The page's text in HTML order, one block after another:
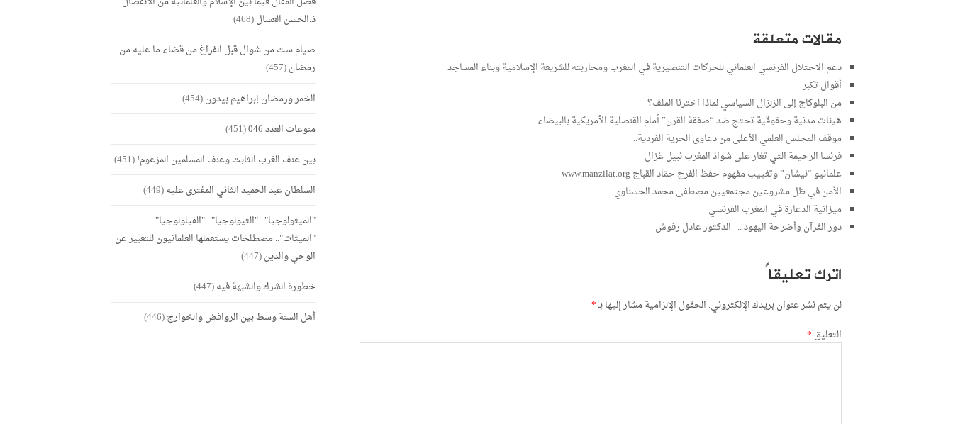
مقالات متعلقة
دعم الاحتلال الفرنسي العلماني للحركات التنصيرية في المغرب ومحاربته للشريعة الإسلامية وبناء المساجد
أقوال تكبر
من البلوكاج إلى الزلزال السياسي لماذا اخترنا الملف؟
هيئات مدنية وحقوقية تحتج ضد “صفقة القرن” أمام القنصلية الأمريكية بالبيضاء
موقف المجلس العلمي الأعلى من دعاوى الحرية الفردية..
فرنسا الرحيمة التي تغار على شواذ المغرب نبيل غزال
علمانيو “نيشان” وتغييب مفهوم حفظ الفرج حمّاد القباج www.manzilat.org
الأمن في ظل مشروعين مجتمعيين مصطفى محمد الحسناوي
ميزانية الدعارة في المغرب الفرنسي
دور القرآن وأضرحة اليهود .. الدكتور عادل رفوش
اترك تعليقاً
لن يتم نشر عنوان بريدك الإلكتروني. الحقول الإلزامية مشار إليها بـ*
التعليق *
ذ.الحسن العسال(468)
صيام ست من شوال قبل الفراغ من قضاء ما عليه من
رمضان(457)
الخمر ورمضان إبراهيم بيدون(454)
منوعات العدد 046
(451)
بين عنف الغرب الثابت وعنف المسلمين المزعوم!(451)
السلطان عبد الحميد الثاني المفترى عليه(449)
"الميثولوجيا".. "الثيولوجيا".. "الفيلولوجيا"..
"الميثات".. مصطلحات يستعملها العلمانيون للتعبير عن
الوحي والدين(447)
خطورة الشرك والشبهة فيه(447)
أهل السنة وسط بين الروافض والخوارج(446)